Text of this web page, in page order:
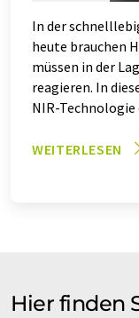
In der
heute brauchen
müssen in der
reagieren. In
NIR-Technologie
WEITERLESEN
Hier finden